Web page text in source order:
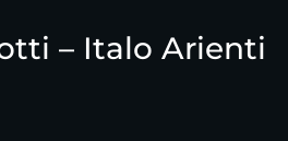
– Italo Arienti